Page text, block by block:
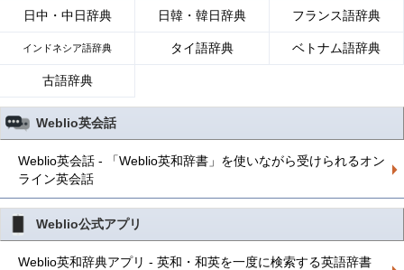
日中・中日辞典 日韓・韓日辞典 フランス語辞典
インドネシア語辞典 タイ語辞典 ベトナム語辞典
古語辞典
Weblio英会話
Weblio英会話 - 「Weblio英和辞書」を使いながら受けられるオン
ライン英会話
Weblio公式アプリ
Weblio英和辞典アプリ - 英和・和英を一度に検索する英語辞書